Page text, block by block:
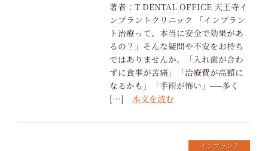
著者：T DENTAL OFFICE 天王寺イ
ンプラントクリニック 「インプラン
ト治療って、本当に安全で効果があ
るの？」そんな疑問や不安をお持ち
ではありませんか。「入れ歯が合わ
ずに食事が苦痛」「治療費が高額に
なるかも」「手術が怖い」──多く
[…] 本文を読む
インプラント